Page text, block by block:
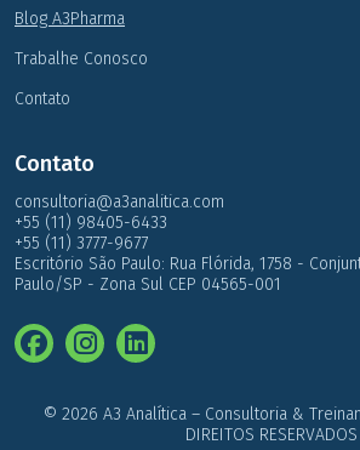
Blog A3Pharma
Trabalhe Conosco
Contato
Contato
consultoria@a3analitica.com
+55 (11) 98405-6433
+55 (11) 3777-9677
Escritório São Paulo: Rua Flórida, 1758 -
Paulo/SP - Zona Sul CEP 04565-001
© 2026 A3 Analítica – Consultoria &
DIREITOS RESERVADOS